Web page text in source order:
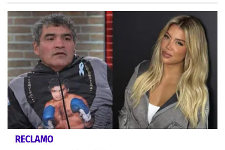
RECLAMO